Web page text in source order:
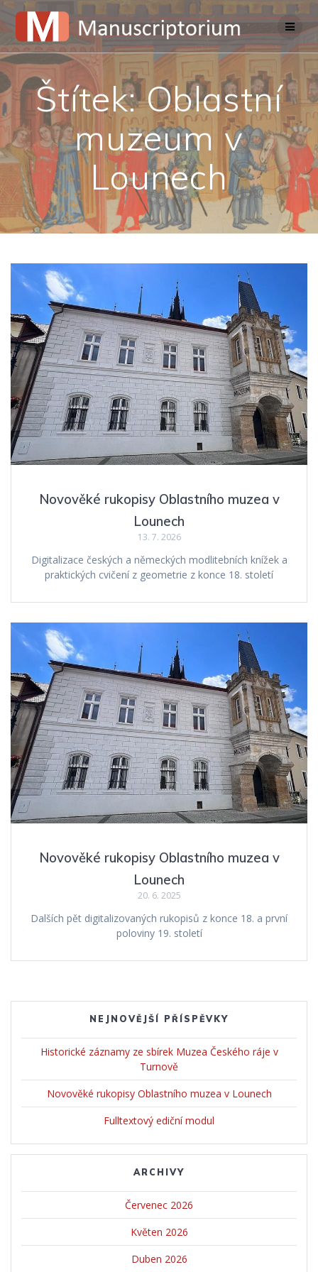
Skip
to
content
Štítek:Oblastní
muzeum v
Lounech
Novověké rukopisy Oblastního muzea v
Lounech
13. 7. 2026
Digitalizace českých a německých modlitebních knížek a
praktických cvičení z geometrie z konce 18. století
Novověké rukopisy Oblastního muzea v
Lounech
20. 6. 2025
Dalších pět digitalizovaných rukopisů z konce 18. a první
poloviny 19. století
NEJNOVĚJŠÍ PŘÍSPĚVKY
Historické záznamy ze sbírek Muzea Českého ráje v
Turnově
Novověké rukopisy Oblastního muzea v Lounech
Fulltextový ediční modul
ARCHIVY
Červenec 2026
Květen 2026
Duben 2026